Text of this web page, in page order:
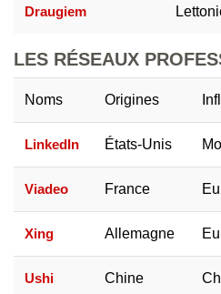
Draugiem
LES RÉSEAUX
Noms Origines
LinkedIn États-Unis
Viadeo France
Xing Allemagne
Ushi Chine